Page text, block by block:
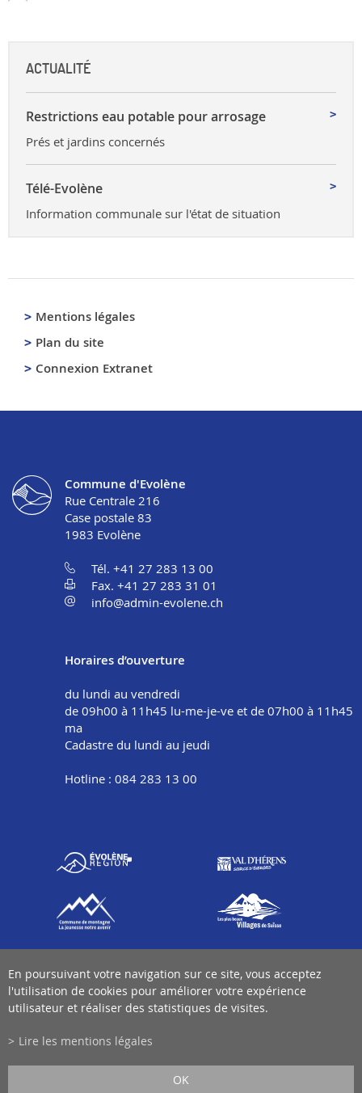
ACTUALITÉ
Restrictions eau potable pour arrosage
Prés et jardins concernés
Télé-Evolène
Information communale sur l'état de situation
Mentions légales
Plan du site
Connexion Extranet
Commune d'Evolène
Rue Centrale 216
Case postale 83
1983 Evolène
Tél. +41 27 283 13 00
Fax. +41 27 283 31 01
info@admin-evolene.ch
Horaires d’ouverture
du lundi au vendredi
de 09h00 à 11h45 lu-me-je-ve et de 07h00 à 11h45
ma
Cadastre du lundi au jeudi
Hotline : 084 283 13 00
En poursuivant votre navigation sur ce site, vous acceptez
l'utilisation de cookies pour améliorer votre expérience
utilisateur et réaliser des statistiques de visites.
Lire les mentions légales
OK